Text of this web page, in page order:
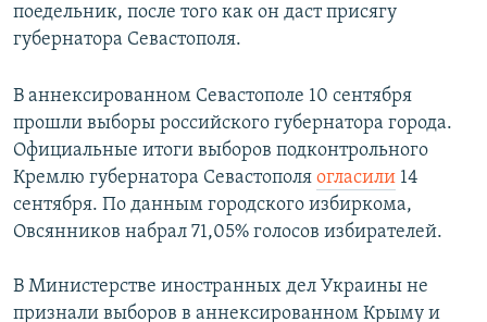
поедельник, после того как он даст присягу
губернатора Севастополя.
В аннексированном Севастополе 10 сентября
прошли выборы российского губернатора города.
Официальные итоги выборов подконтрольного
Кремлю губернатора Севастополя огласили 14
сентября. По данным городского избиркома,
Овсянников набрал 71,05% голосов избирателей.
В Министерстве иностранных дел Украины не
признали выборов в аннексированном Крыму и